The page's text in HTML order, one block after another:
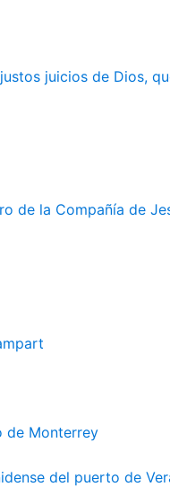
juicios de Dios,
de la Compañía de
de Monterrey
del puerto de